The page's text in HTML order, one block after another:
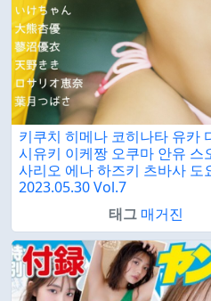
키쿠치 히메나 코히나타 유카
시유키 이케짱 오쿠마 안유 스
사리오 에나 하즈키 츠바사 도
2023.05.30 Vol.7
태그 매거진